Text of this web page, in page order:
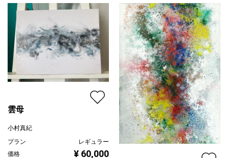
雲母
小村真紀
プラン
レギュラー
価格
¥ 60,000